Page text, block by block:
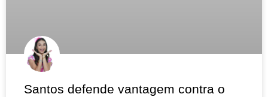
Santos defende vantagem contra o